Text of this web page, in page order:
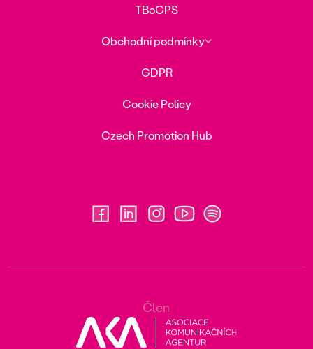
TBoCPS
Obchodní podmínky
GDPR
Cookie Policy
Czech Promotion Hub
Člen